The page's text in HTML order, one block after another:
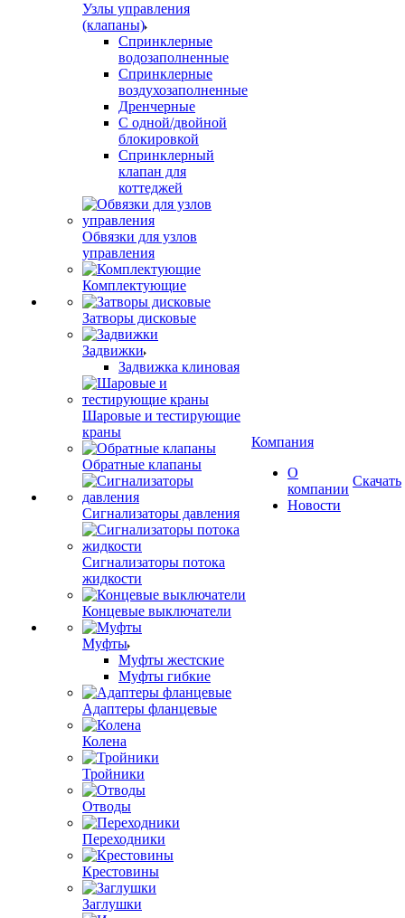
Узлы управления
(клапаны)
Спринклерные
водозаполненные
Спринклерные
воздухозаполненные
Дренчерные
С одной/двойной
блокировкой
Спринклерный
клапан для
коттеджей
Обвязки для узлов
управления
Комплектующие
Затворы дисковые
Задвижки
Задвижка клиновая
Шаровые и тестирующие
краны
Обратные клапаны
Сигнализаторы давления
Сигнализаторы потока
жидкости
Концевые выключатели
Муфты
Муфты жестские
Муфты гибкие
Адаптеры фланцевые
Колена
Тройники
Отводы
Переходники
Крестовины
Заглушки
Компания
О
компании
Новости
Скачать